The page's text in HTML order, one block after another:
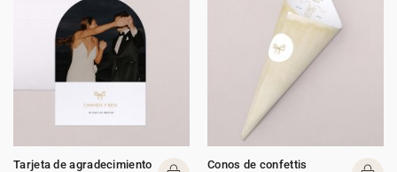
Tarjeta de agradecimiento
Conos de confettis